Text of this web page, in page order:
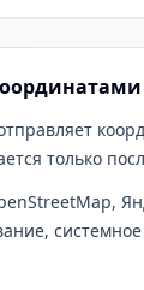
только